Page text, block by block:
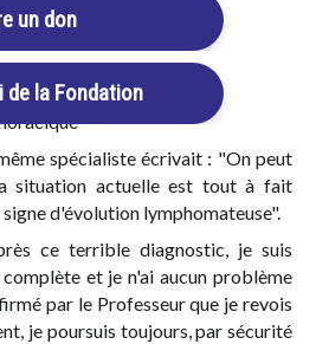
un don
de la Fondation
J-F C. du Centre
de Lyon écrivait dans un compte
va aussi bien que possible. Son
n'y a aucun signe actuellement de
spécialiste écrivait : "On peut
situation actuelle est tout à fait
d'évolution lymphomateuse".
ce terrible diagnostic, je suis
et je n'ai aucun problème
par le Professeur que je revois
je poursuis toujours, par sécurité